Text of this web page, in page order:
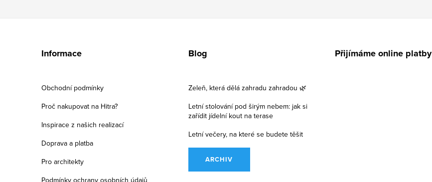
Informace
Obchodní podmínky
Proč nakupovat na Hitra?
Inspirace z našich realizací
Doprava a platba
Pro architekty
Podmínky ochrany osobních údajů
Blog
Zeleň, která dělá zahradu zahradou 🌿
Letní stolování pod širým nebem: jak si
zařídit jídelní kout na terase
Letní večery, na které se budete těšit
ARCHIV
Přijímáme online platby